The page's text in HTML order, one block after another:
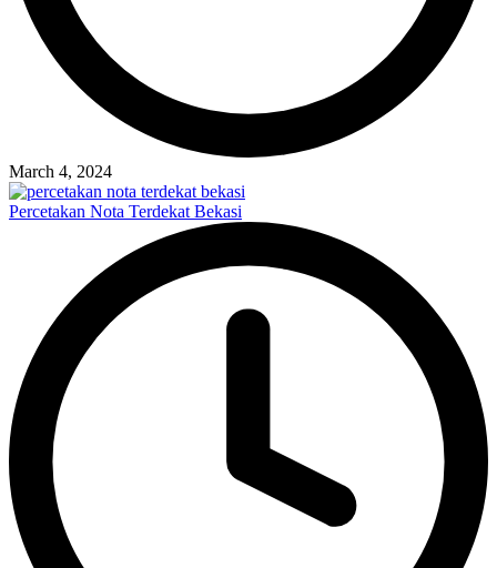
March 4, 2024
Percetakan Nota Terdekat Bekasi